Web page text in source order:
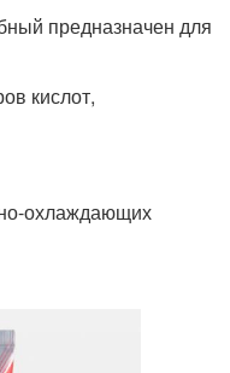
предназначен для
кислот,
охлаждающих